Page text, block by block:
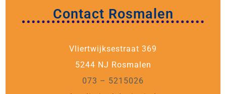
Contact Rosmalen
Vliertwijksestraat 369
5244 NJ Rosmalen
073 – 5215026